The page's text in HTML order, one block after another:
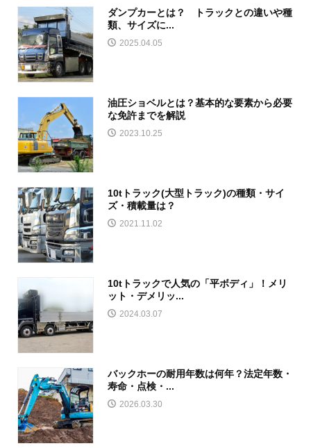
ダンプカーとは？ トラックとの違いや種
類、サイズに...
2025.04.05
油圧ショベルとは？基本的な要素から必要
な免許までを解説
2023.10.25
10tトラック(大型トラック)の種類・サイ
ズ・積載量は？
2021.11.02
10tトラックで人気の「平ボディ」！メリ
ット・デメリッ...
2024.03.07
バックホーの耐用年数は何年？法定年数・
寿命・点検・...
2026.03.30